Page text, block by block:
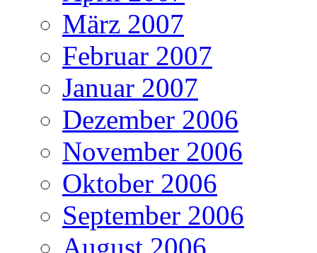
März 2007
Februar 2007
Januar 2007
Dezember 2006
November 2006
Oktober 2006
September 2006